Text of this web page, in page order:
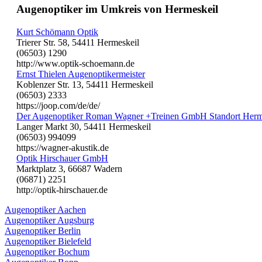
Augenoptiker im Umkreis von Hermeskeil
Kurt Schömann Optik
Trierer Str. 58, 54411 Hermeskeil
(06503) 1290
http://www.optik-schoemann.de
Ernst Thielen Augenoptikermeister
Koblenzer Str. 13, 54411 Hermeskeil
(06503) 2333
https://joop.com/de/de/
Der Augenoptiker Roman Wagner +Treinen GmbH Standort
Langer Markt 30, 54411 Hermeskeil
(06503) 994099
https://wagner-akustik.de
Optik Hirschauer GmbH
Marktplatz 3, 66687 Wadern
(06871) 2251
http://optik-hirschauer.de
Augenoptiker Aachen
Augenoptiker Augsburg
Augenoptiker Berlin
Augenoptiker Bielefeld
Augenoptiker Bochum